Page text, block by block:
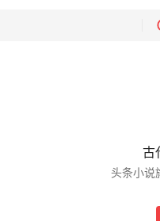
古
头条小说